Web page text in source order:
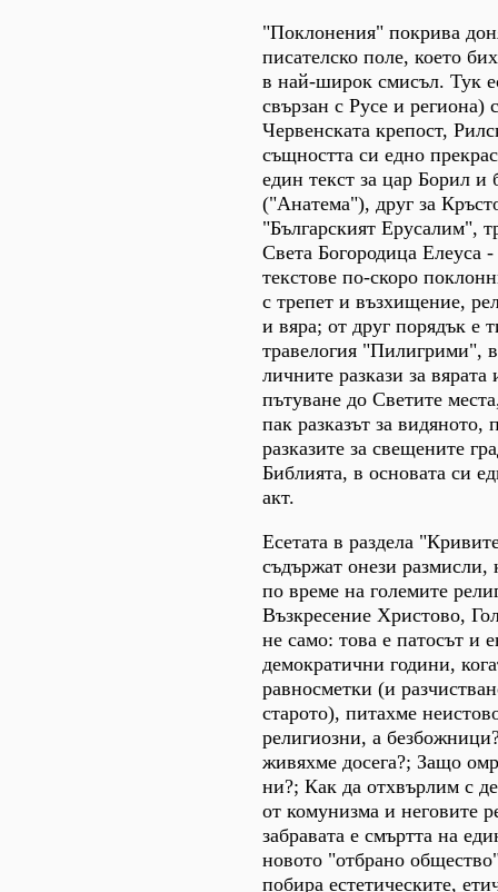
"Поклонения" покрива
писателско поле, което
в най-широк смисъл. Тук
свързан с Русе и региона)
Червенската крепост,
същността си едно
един текст за цар Борил и
("Анатема"), друг за
"Българският Ерусалим",
Света Богородица Елеуса
текстове по-скоро
с трепет и възхищение,
и вяра; от друг порядък е
травелогия "Пилигрими",
личните разкази за вярата
пътуване до Светите
пак разказът за видяното,
разказите за свещените
Библията, в основата си
акт.
Есетата в раздела
съдържат онези размисли,
по време на големите
Възкресение Христово,
не само: това е патосът и
демократични години,
равносметки (и
старото), питахме
религиозни, а
живяхме досега?; Защо
ни?; Как да отхвърлим с
от комунизма и неговите
забравата е смъртта на
новото "отбрано
побира естетическите,